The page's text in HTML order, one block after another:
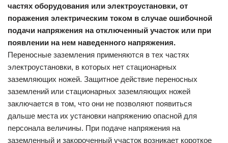
частях оборудования или электроустановки, от
поражения электрическим током в случае ошибочной
подачи напряжения на отключенный участок или при
появлении на нем наведенного напряжения.
Переносные заземления применяются в тех частях
электроустановки, в которых нет стационарных
заземляющих ножей. Защитное действие переносных
заземлений или стационарных заземляющих ножей
заключается в том, что они не позволяют появиться
дальше места их установки напряжению опасной для
персонала величины. При подаче напряжения на
заземленный и закороченный участок возникает короткое